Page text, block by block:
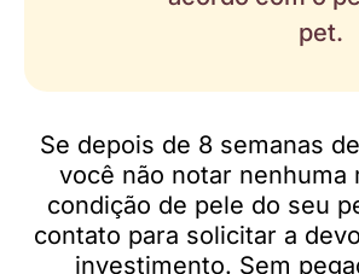
pet.
Se depois de 8 semanas
você não notar nenhuma
condição de pele do seu
contato para solicitar a
investimento. Sem